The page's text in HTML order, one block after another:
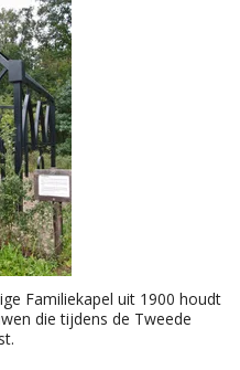
Familiekapel uit 1900 houdt
die tijdens de Tweede